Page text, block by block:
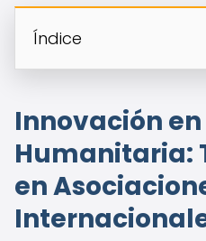
Índice
Innovación
Humanitaria:
en